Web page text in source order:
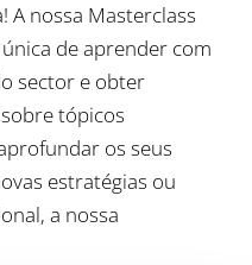
A nossa Masterclass
de aprender com
sector e obter
tópicos
os seus
estratégias ou
a nossa